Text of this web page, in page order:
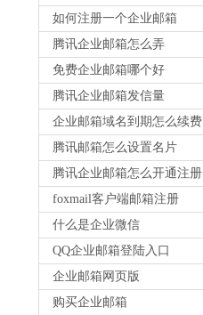
如何注册一个企业邮箱
腾讯企业邮箱怎么弄
免费企业邮箱哪个好
腾讯企业邮箱发信量
企业邮箱域名到期怎么续费
腾讯邮箱怎么设置名片
腾讯企业邮箱怎么开通注册
foxmail客户端邮箱注册
什么是企业微信
QQ企业邮箱登陆入口
企业邮箱网页版
购买企业邮箱